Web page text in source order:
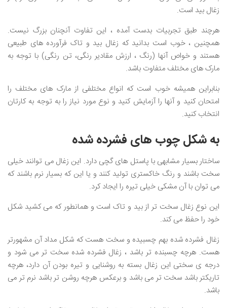
زغال بید است.
هرچند طبق تجربیات بدست آمده ، این تفاوت آنچنان بزرگ نیست.
همچنین ، خوب است بدانید که زغال بید و تاک فرآورده های طبیعی
هستند و خواص آنها (رنگ ، ارزش مقادیر رنگی، تن رنگی) با توجه به
مارک های مختلف متفاوت باشد.
بنابراین همیشه خوب است که انواع مختلفی از مارک های مختلف را
امتحان کنید و آنها را آزمایش کنید و نوع مورد نیاز را به توجه به کارتان
انتخاب کنید.
به شکل چوب های فشرده شده
ساختار بسیار مشابهی با پاستل های گچی دارد. این زغال می‌ توانند خیلی
سخت باشند و رنگ خاکستری تولید کنند و یا این که بسیار نرم باشند که
می توان با آن مشکی خیلی تیره را ایجاد کرد.
این نوع زغال سخت تر از بید و تاک است و همانطور که می کشید شکل
خود را حفظ می کند.
زغال فشرده شده بهم چسبیده و سخت هست که شکل مداد آن مشهورتر
هست. هرچه چسبنده تر باشد ، زغال فشرده شده سخت تر می شود و
درجه ی سختی این زغال بسته به روشنایی و تیره بودن آن دارد، هرچه
تاریکتر باشد سخت تر می باشد و برعکس هرچه روشن تر باشد نرم تر می
باشد.